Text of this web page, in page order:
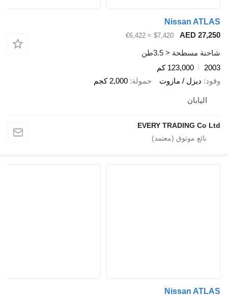
Nissan
AED
$7,420
≈ €6,422
مسطحة < 3.5طن
123,000 كم
ديزل / مازوت حمولة 2,000 كجم
اليابان
EVERY TRADING Co
Nissan